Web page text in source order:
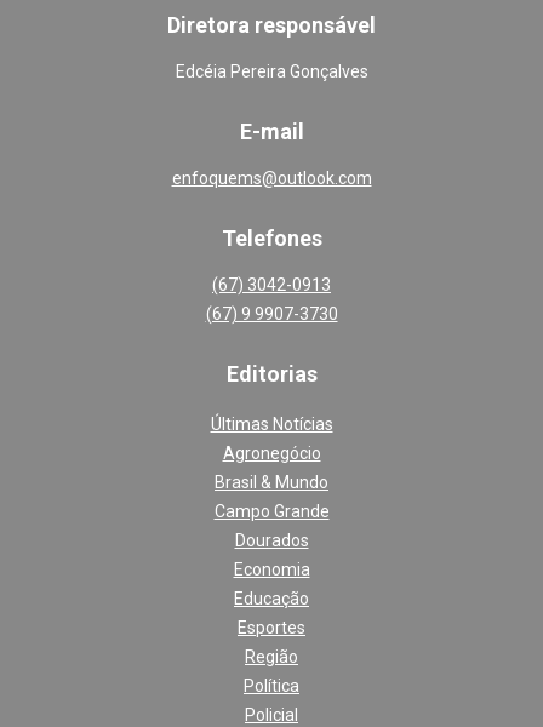
Diretora responsável
Edcéia Pereira Gonçalves
E-mail
enfoquems@outlook.com
Telefones
(67) 3042-0913
(67) 9 9907-3730
Editorias
Últimas Notícias
Agronegócio
Brasil & Mundo
Campo Grande
Dourados
Economia
Educação
Esportes
Região
Política
Policial